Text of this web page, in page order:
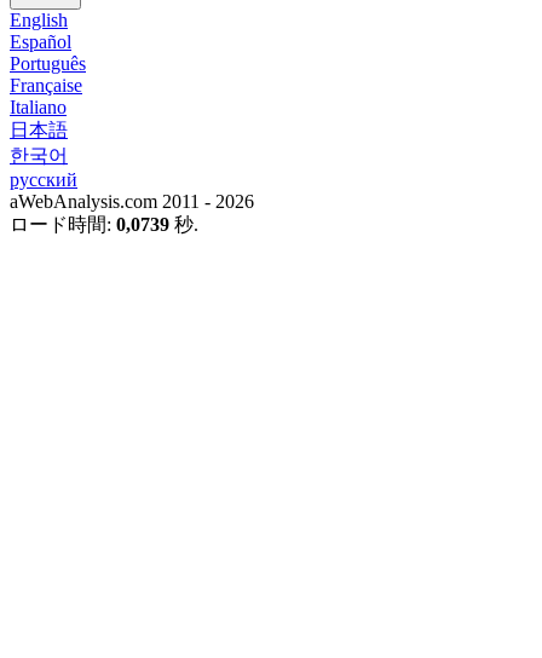
English
Español
Português
Française
Italiano
日本語
한국어
русский
aWebAnalysis.com 2011 - 2026
ロード時間: 0,0739 秒.